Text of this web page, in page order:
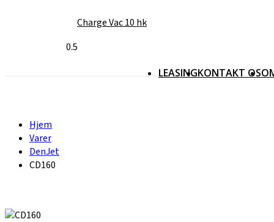
Charge Vac 10 hk
KONTAKT OS
LEASING
Hjem
Varer
DenJet
CD160